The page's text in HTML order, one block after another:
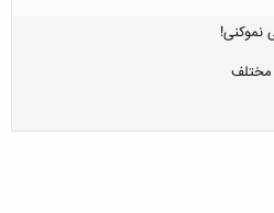
نموکنی!
مختلف